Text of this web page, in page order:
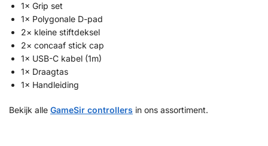
1× Grip set
1× Polygonale D-pad
2× kleine stiftdeksel
2× concaaf stick cap
1× USB-C kabel (1m)
1× Draagtas
1× Handleiding
Bekijk alle GameSir controllers in ons assortiment.